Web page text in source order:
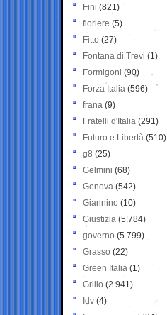
Fini (821)
fioriere (5)
Fitto (27)
Fontana di Trevi (1)
Formigoni (90)
Forza Italia (596)
frana (9)
Fratelli d'Italia (291)
Futuro e Libertà (510)
g8 (25)
Gelmini (68)
Genova (542)
Giannino (10)
Giustizia (5.784)
governo (5.799)
Grasso (22)
Green Italia (1)
Grillo (2.941)
Idv (4)